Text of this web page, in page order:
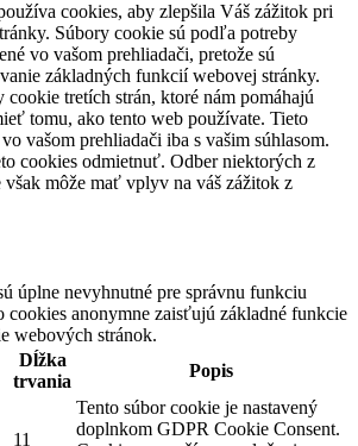
cookies, aby zlepšila Váš zážitok pri
Súbory cookie sú podľa potreby
vo vašom prehliadači, pretože sú
základných funkcií webovej stránky.
cookie tretích strán, ktoré nám pomáhajú
tomu, ako tento web používate. Tieto
vašom prehliadači iba s vašim súhlasom.
cookies odmietnuť. Odber niektorých z
môže mať vplyv na váš zážitok z
úplne nevyhnutné pre správnu funkciu
cookies anonymne zaisťujú základné funkcie
webových stránok.
Dĺžka
trvania
Popis
11
Tento súbor cookie je nastavený
doplnkom GDPR Cookie Consent.